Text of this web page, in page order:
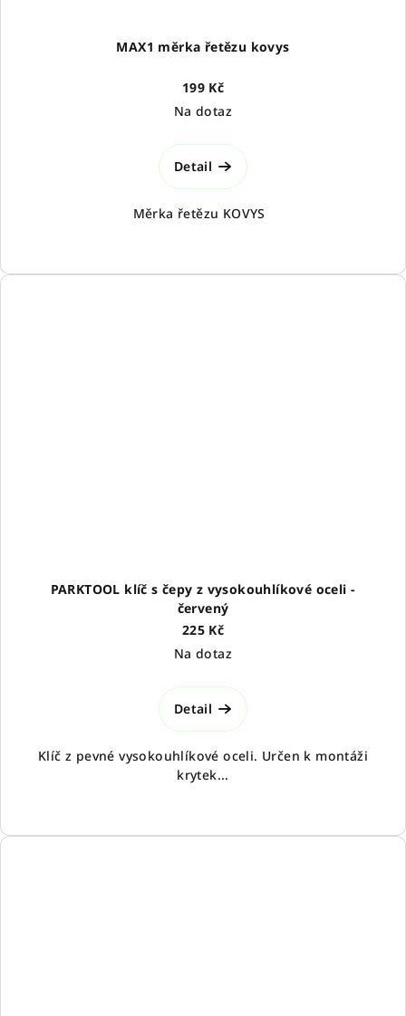
MAX1 měrka řetězu kovys
199 Kč
Na dotaz
Detail
Měrka řetězu KOVYS
PARKTOOL klíč s čepy z vysokouhlíkové oceli -
červený
225 Kč
Na dotaz
Detail
Klíč z pevné vysokouhlíkové oceli. Určen k montáži
krytek...